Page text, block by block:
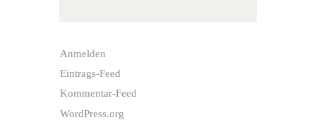
Anmelden
Eintrags-Feed
Kommentar-Feed
WordPress.org